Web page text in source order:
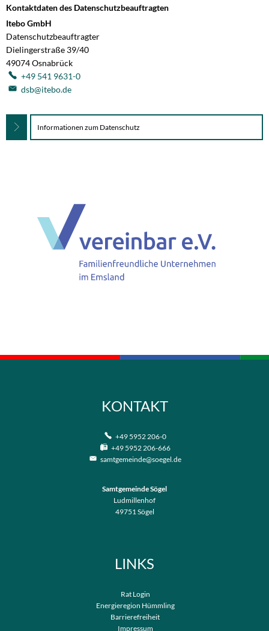
Kontaktdaten des Datenschutzbeauftragten
Itebo GmbH
Datenschutzbeauftragter
Dielingerstraße 39/40
49074Osnabrück
+49 541 9631-0
dsb@itebo.de
Informationen zum Datenschutz
KONTAKT
+49 5952 206-0
+49 5952 206-666
samtgemeinde@soegel.de
Samtgemeinde Sögel
Ludmillenhof
49751 Sögel
LINKS
Rat Login
Energieregion Hümmling
Barrierefreiheit
Impressum